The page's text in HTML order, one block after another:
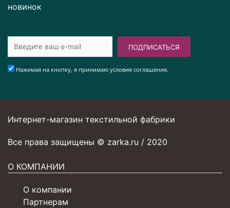
новинок
ПОДПИСАТЬСЯ
Нажимая на кнопку, я принимаю условия соглашения.
Интернет-магазин текстильной фабрики
Все права защищены © zarka.ru / 2020
О КОМПАНИИ
О компании
Партнерам